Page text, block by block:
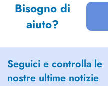
Bisogno di
aiuto?
Seguici e controlla le
nostre ultime notizie